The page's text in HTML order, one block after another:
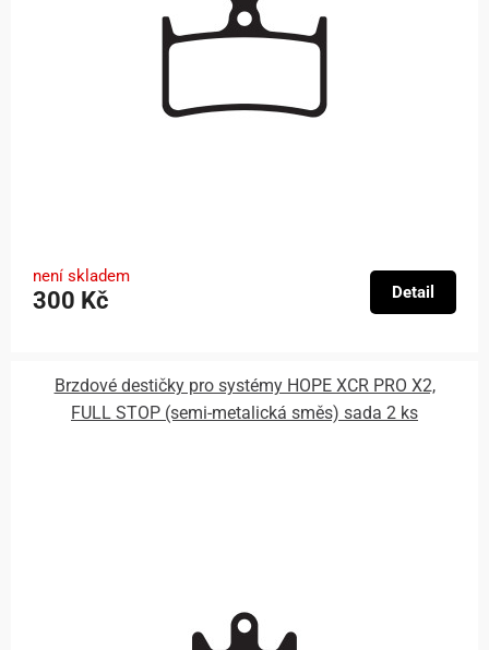
není skladem
300 Kč Detail
Brzdové destičky pro systémy HOPE XCR PRO X2,
FULL STOP (semi-metalická směs) sada 2 ks